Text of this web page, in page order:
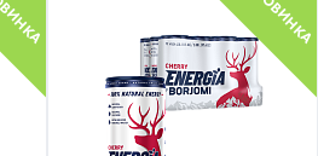
НОВИНКА